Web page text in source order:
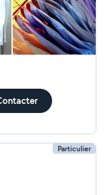
Particulier